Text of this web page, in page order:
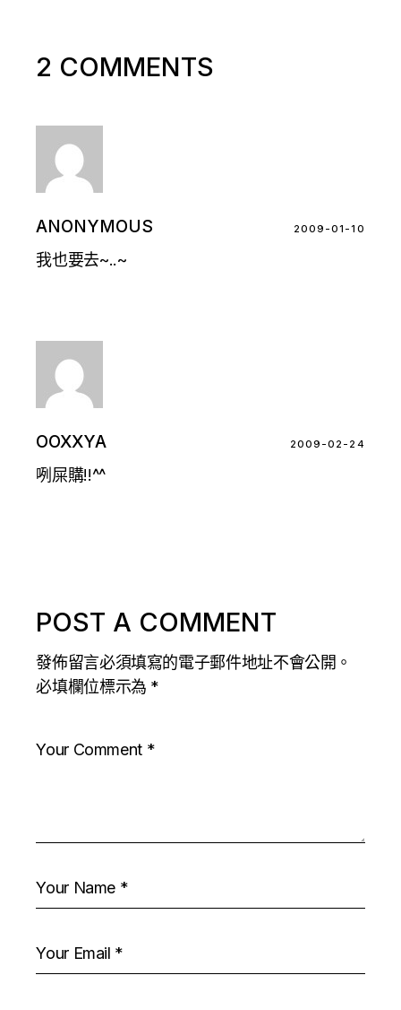
2 COMMENTS
ANONYMOUS 2009-01-10
我也要去~..~
OOXXYA 2009-02-24
咧屎購!!^^
POST A COMMENT
發佈留言必須填寫的電子郵件地址不會公開。
必填欄位標示為 *